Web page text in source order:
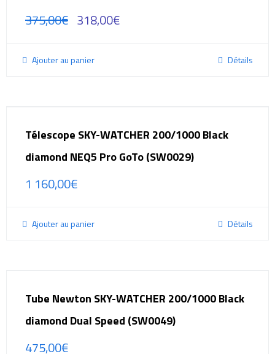
375,00€ 318,00€
Ajouter au panier Détails
Télescope SKY-WATCHER 200/1000 Black
diamond NEQ5 Pro GoTo (SW0029)
1 160,00€
Ajouter au panier Détails
Tube Newton SKY-WATCHER 200/1000 Black
diamond Dual Speed (SW0049)
475,00€